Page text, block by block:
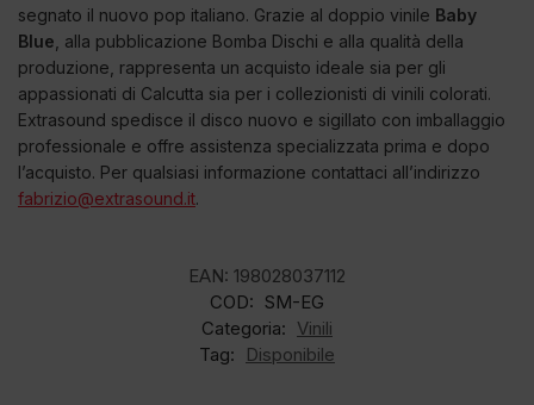
segnato il nuovo pop italiano. Grazie al doppio vinile Baby
Blue , alla pubblicazione Bomba Dischi e alla qualità della
produzione, rappresenta un acquisto ideale sia per gli
appassionati di Calcutta sia per i collezionisti di vinili colorati.
Extrasound spedisce il disco nuovo e sigillato con imballaggio
professionale e offre assistenza specializzata prima e dopo
l’acquisto. Per qualsiasi informazione contattaci all’indirizzo
fabrizio@extrasound.it.
EAN: 198028037112
COD: SM-EG
Categoria: Vinili
Tag:
Disponibile